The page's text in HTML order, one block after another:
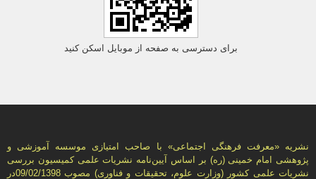
برای دسترسی به صفحه از موبایل اسکن کنید
نشریه «معرفت فرهنگی اجتماعی» با صاحب امتیازی موسسه آموزشی و
پژوهشی امام خمینی (ره) بر اساس آیین‌نامه نشریات علمی كمیسیون بررسى
نشریات علمى كشور (وزارت علوم، تحقیقات و فناورى) مصوب 09/02/1398در